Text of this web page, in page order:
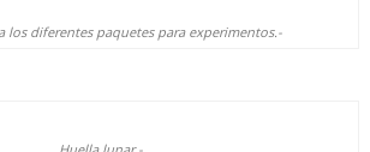
los diferentes paquetes para experimentos.-